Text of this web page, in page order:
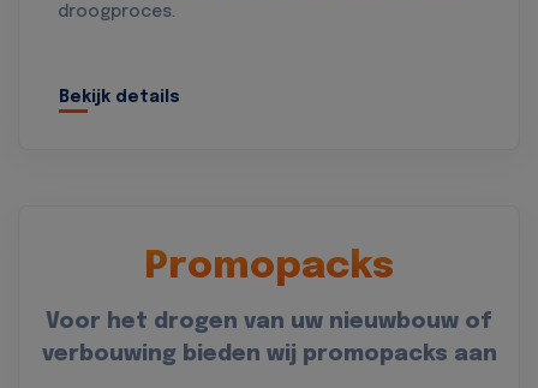
droogproces.
Bekijk details
Promopacks
Voor het drogen van uw nieuwbouw of
verbouwing bieden wij promopacks aan